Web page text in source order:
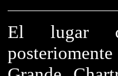
El lugar